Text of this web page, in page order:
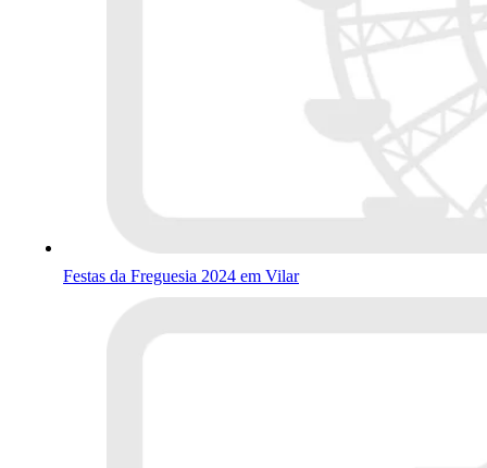
Festas da Freguesia 2024 em Vilar